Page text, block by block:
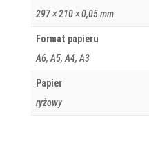
297 × 210 × 0,05 mm
Format papieru
A6, A5, A4, A3
Papier
ryżowy